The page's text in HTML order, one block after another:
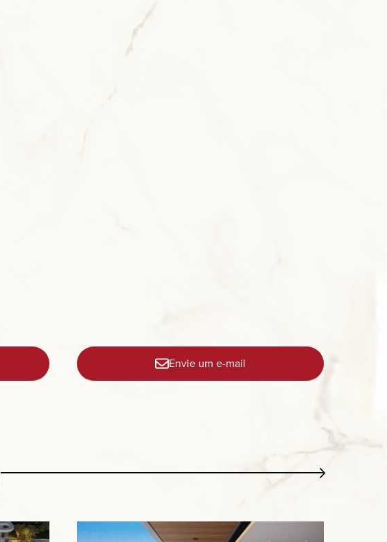
Envie um e-mail